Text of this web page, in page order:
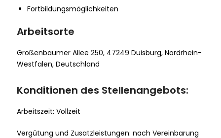
Fortbildungsmöglichkeiten
Arbeitsorte
Großenbaumer Allee 250, 47249 Duisburg, Nordrhein-
Westfalen, Deutschland
Konditionen des Stellenangebots:
Arbeitszeit: Vollzeit
Vergütung und Zusatzleistungen: nach Vereinbarung